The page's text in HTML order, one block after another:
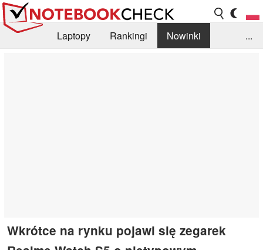
Laptopy Rankingi
Nowinki
...
Wkrótce na rynku pojawi się zegarek